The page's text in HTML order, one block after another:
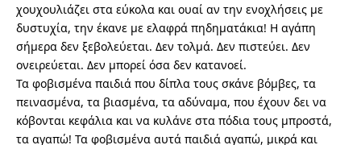
χουχουλιάζει στα εύκολα και ουαί αν την ενοχλήσεις με
δυστυχία, την έκανε με ελαφρά πηδηματάκια! Η αγάπη
σήμερα δεν ξεβολεύεται. Δεν τολμά. Δεν πιστεύει. Δεν
ονειρεύεται. Δεν μπορεί όσα δεν κατανοεί.
Τα φοβισμένα παιδιά που δίπλα τους σκάνε βόμβες, τα
πεινασμένα, τα βιασμένα, τα αδύναμα, που έχουν δει να
κόβονται κεφάλια και να κυλάνε στα πόδια τους μπροστά,
τα αγαπώ! Τα φοβισμένα αυτά παιδιά αγαπώ, μικρά και